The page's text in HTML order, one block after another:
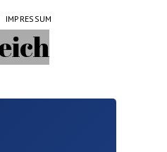
IMPRESSUM